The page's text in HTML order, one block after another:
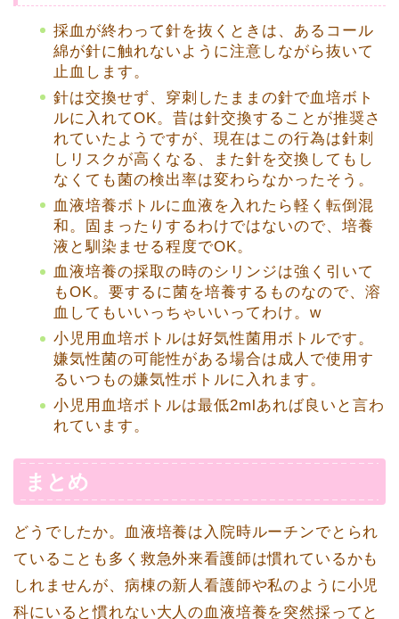
採血が終わって針を抜くときは、あるコール
綿が針に触れないように注意しながら抜いて
止血します。
針は交換せず、穿刺したままの針で血培ボト
ルに入れてOK。昔は針交換することが推奨さ
れていたようですが、現在はこの行為は針刺
しリスクが高くなる、また針を交換してもし
なくても菌の検出率は変わらなかったそう。
血液培養ボトルに血液を入れたら軽く転倒混
和。固まったりするわけではないので、培養
液と馴染ませる程度でOK。
血液培養の採取の時のシリンジは強く引いて
もOK。要するに菌を培養するものなので、溶
血してもいいっちゃいいってわけ。w
小児用血培ボトルは好気性菌用ボトルです。
嫌気性菌の可能性がある場合は成人で使用す
るいつもの嫌気性ボトルに入れます。
小児用血培ボトルは最低2mlあれば良いと言わ
れています。
まとめ
どうでしたか。血液培養は入院時ルーチンでとられ
ていることも多く救急外来看護師は慣れているかも
しれませんが、病棟の新人看護師や私のように小児
科にいると慣れない大人の血液培養を突然採ってと